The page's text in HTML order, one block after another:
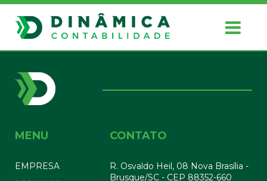
MENU
EMPRESA
CONTATO
R. Osvaldo Heil, 08 Nova Brasília -
Brusque/SC - CEP 88352-660